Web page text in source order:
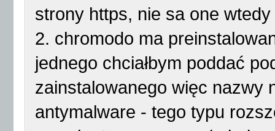
strony https, nie sa one
2. chromodo ma
jednego chciałbym poddać
zainstalowanego więc nazwy
antymalware - tego typu